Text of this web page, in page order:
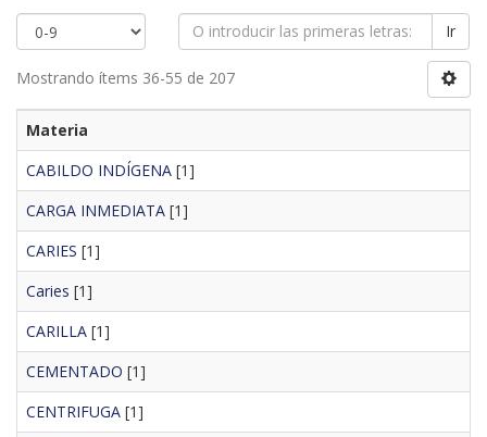
Ir
Mostrando ítems 36-55 de 207
Materia
CABILDO INDÍGENA [1]
CARGA INMEDIATA [1]
CARIES [1]
Caries [1]
CARILLA [1]
CEMENTADO [1]
CENTRIFUGA [1]